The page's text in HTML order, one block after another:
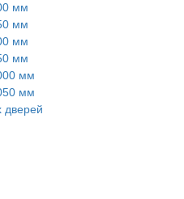
мм
мм
мм
мм
мм
мм
дверей